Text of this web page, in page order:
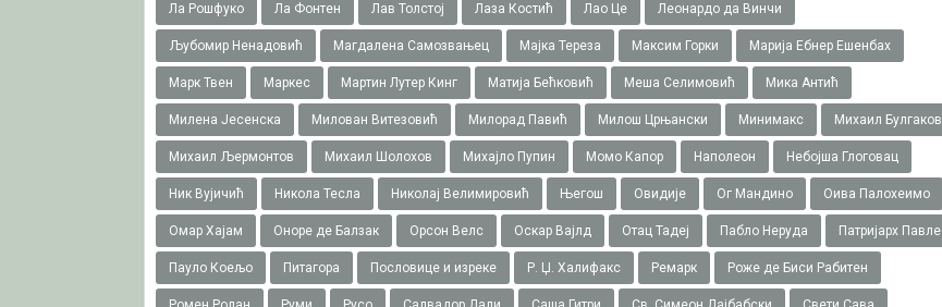
Ла Рошфуко Ла Фонтен Лав Толстој Лаза Костић Лао Це Леонардо да Винчи
Љубомир Ненадовић Магдалена Самозвањец Мајка Тереза Максим Горки Марија Ебнер Ешенбах
Марк Твен Маркес Мартин Лутер Кинг Матија Бећковић Меша Селимовић Мика Антић
Милена Јесенска Милован Витезовић Милорад Павић Милош Црњански Минимакс Михаил Булгаков
Михаил Љермонтов Михаил Шолохов Михајло Пупин Момо Капор Наполеон Небојша Глоговац
Ник Вујичић Никола Тесла Николај Велимировић Његош Овидије Ог Мандино Оива Палохеимо
Омар Хајам Оноре де Балзак Орсон Велс Оскар Вајлд Отац Тадеј Пабло Неруда Патријарх Павле
Пауло Коељо Питагора Пословице и изреке Р. Џ. Халифакс Ремарк Роже де Биси Рабитен